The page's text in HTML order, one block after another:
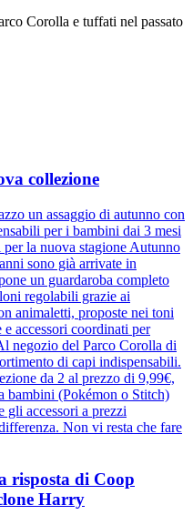
Corolla e tuffati nel passato
collezione
un assaggio di autunno con
per i bambini dai 3 mesi
la nuova stagione Autunno
sono già arrivate in
un guardaroba completo
regolabili grazie ai
animaletti, proposte nei toni
e accessori coordinati per
negozio del Parco Corolla di
di capi indispensabili.
da 2 al prezzo di 9,99€,
bambini (Pokémon o Stitch)
gli accessori a prezzi
Non vi resta che fare
risposta di Coop
Harry